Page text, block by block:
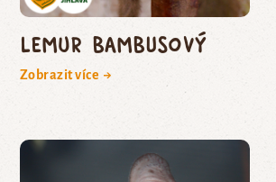
lemur bambusový
Zobrazit více →